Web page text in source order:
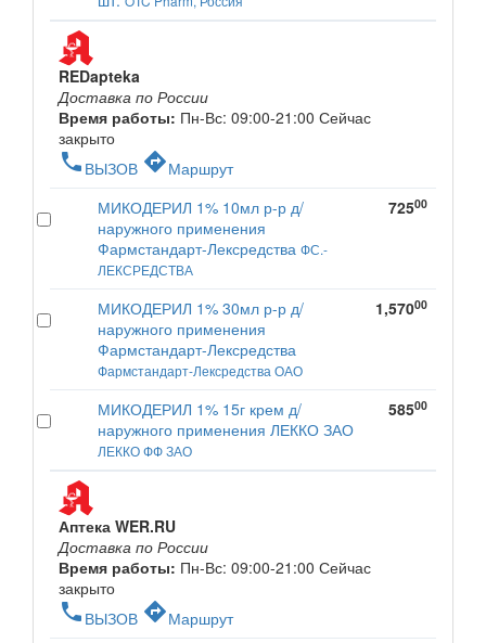
REDapteka
Доставка по России
Время работы: Пн-Вс: 09:00-21:00 Сейчас
закрыто
phone ВЫЗОВ directionsМаршрут
МИКОДЕРИЛ 1% 10мл р-р д/
наружного применения
Фармстандарт-Лексредства ФС.-
ЛЕКСРЕДСТВА
72500
МИКОДЕРИЛ 1% 30мл р-р д/
наружного применения
Фармстандарт-Лексредства
Фармстандарт-Лексредства ОАО
1,57000
МИКОДЕРИЛ 1% 15г крем д/
наружного применения ЛЕККО ЗАО
ЛЕККО ФФ ЗАО
58500
Аптека WER.RU
Доставка по России
Время работы: Пн-Вс: 09:00-21:00 Сейчас
закрыто
phone ВЫЗОВ directionsМаршрут